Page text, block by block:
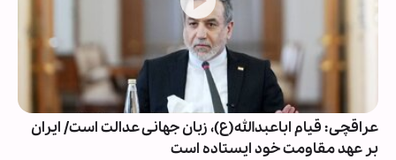
عراقچی: قیام اباعبدالله(ع)، زبان جهانی عدالت است/ ایران
بر عهد مقاومت خود ایستاده است